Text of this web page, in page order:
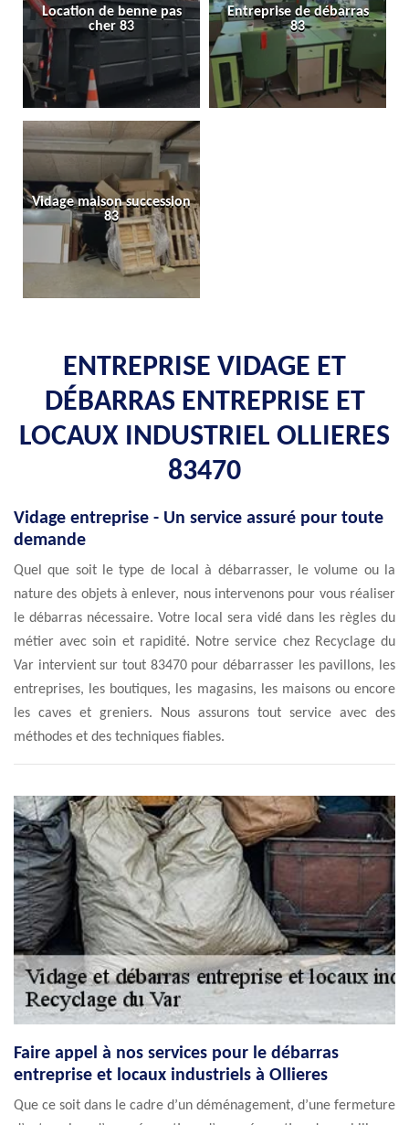
Location de benne pas
cher 83
Entreprise de débarras
83
Vidage maison succession
83
ENTREPRISE VIDAGE ET
DÉBARRAS ENTREPRISE ET
LOCAUX INDUSTRIEL OLLIERES
83470
Vidage entreprise - Un service assuré pour toute
demande
Quel que soit le type de local à débarrasser, le volume ou la
nature des objets à enlever, nous intervenons pour vous réaliser
le débarras nécessaire. Votre local sera vidé dans les règles du
métier avec soin et rapidité. Notre service chez Recyclage du
Var intervient sur tout 83470 pour débarrasser les pavillons, les
entreprises, les boutiques, les magasins, les maisons ou encore
les caves et greniers. Nous assurons tout service avec des
méthodes et des techniques fiables.
Faire appel à nos services pour le débarras
entreprise et locaux industriels à Ollieres
Que ce soit dans le cadre d’un déménagement, d’une fermeture